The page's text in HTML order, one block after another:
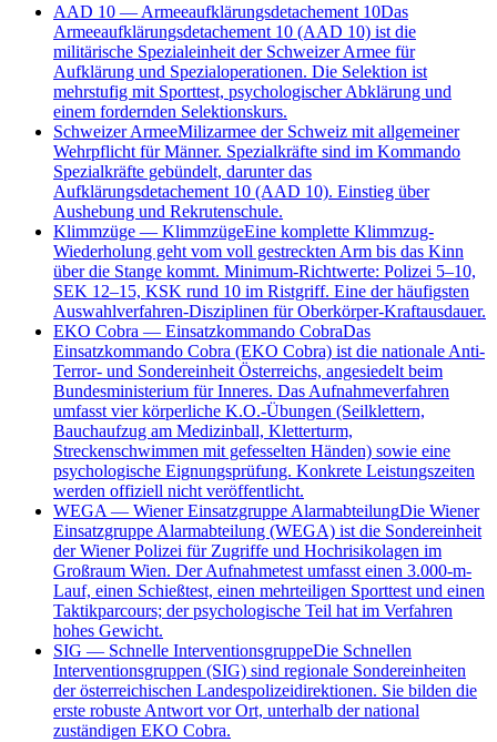
AAD 10 —Armeeaufklärungsdetachement 10Das
Armeeaufklärungsdetachement 10 (AAD 10) ist die
militärische Spezialeinheit der Schweizer Armee für
Aufklärung und Spezialoperationen. Die Selektion ist
mehrstufig mit Sporttest, psychologischer Abklärung und
einem fordernden Selektionskurs.
Schweizer ArmeeMilizarmee der Schweiz mit allgemeiner
Wehrpflicht für Männer. Spezialkräfte sind im Kommando
Spezialkräfte gebündelt, darunter das
Aufklärungsdetachement 10 (AAD 10). Einstieg über
Aushebung und Rekrutenschule.
Klimmzüge — KlimmzügeEine komplette Klimmzug-
Wiederholung geht vom voll gestreckten Arm bis das Kinn
über die Stange kommt. Minimum-Richtwerte: Polizei 5–10,
SEK 12–15, KSK rund 10 im Ristgriff. Eine der häufigsten
Auswahlverfahren-Disziplinen für Oberkörper-Kraftausdauer.
EKO Cobra — Einsatzkommando CobraDas
Einsatzkommando Cobra (EKO Cobra) ist die nationale Anti-
Terror- und Sondereinheit Österreichs, angesiedelt beim
Bundesministerium für Inneres. Das Aufnahmeverfahren
umfasst vier körperliche K.O.-Übungen (Seilklettern,
Bauchaufzug am Medizinball, Kletterturm,
Streckenschwimmen mit gefesselten Händen) sowie eine
psychologische Eignungsprüfung. Konkrete Leistungszeiten
werden offiziell nicht veröffentlicht.
WEGA — Wiener Einsatzgruppe AlarmabteilungDie Wiener
Einsatzgruppe Alarmabteilung (WEGA) ist die Sondereinheit
der Wiener Polizei für Zugriffe und Hochrisikolagen im
Großraum Wien. Der Aufnahmetest umfasst einen 3.000-m-
Lauf, einen Schießtest, einen mehrteiligen Sporttest und einen
Taktikparcours; der psychologische Teil hat im Verfahren
hohes Gewicht.
SIG — Schnelle InterventionsgruppeDie Schnellen
Interventionsgruppen (SIG) sind regionale Sondereinheiten
der österreichischen Landespolizeidirektionen. Sie bilden die
erste robuste Antwort vor Ort, unterhalb der national
zuständigen EKO Cobra.